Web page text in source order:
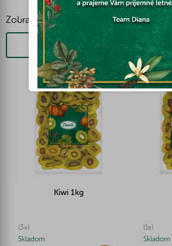
Zobraziť viac
Filtrovať
Kiwi 1kg
(3x)
Skladom
(1x)
Skladom